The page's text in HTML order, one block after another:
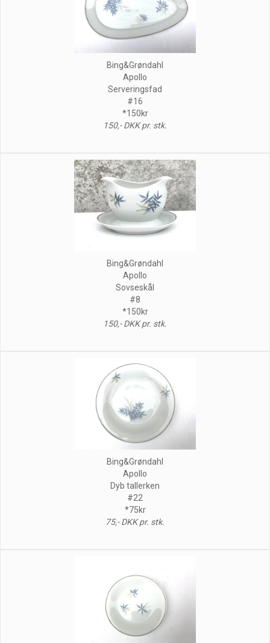
Bing&Grøndahl
Apollo
Serveringsfad
#16
*150kr
150,- DKK pr. stk.
Bing&Grøndahl
Apollo
Sovseskål
#8
*150kr
150,- DKK pr. stk.
Bing&Grøndahl
Apollo
Dyb tallerken
#22
*75kr
75,- DKK pr. stk.